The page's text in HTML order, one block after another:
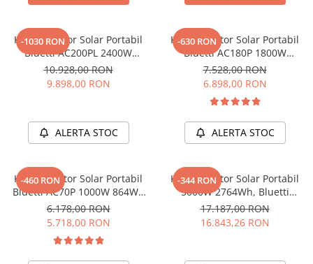
Componente sisteme de balcon
-1030 RON
Kit Generator Solar Portabil
Bluetti AC200PL 2400W
2304Wh cu panou 200W
10.928,00 RON
9.898,00 RON
ALERTA STOC
-630 RON
Kit Generator Solar Portabil
Bluetti AC180P 1800W
1440Wh LifePO4 cu panou
200W
7.528,00 RON
6.898,00 RON
ALERTA STOC
-460 RON
Kit Generator Solar Portabil
Bluetti AC70P 1000W 864Wh
LifePO4 + panou 200W
6.178,00 RON
5.718,00 RON
-344 RON
Kit Generator Solar Portabil
5000W 2764Wh, Bluetti
AC500+B300K + panou 350W
17.187,00 RON
16.843,26 RON